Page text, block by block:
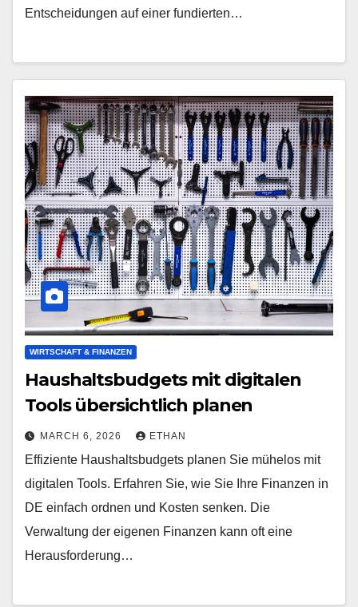
Entscheidungen auf einer fundierten…
WIRTSCHAFT & FINANZEN
Haushaltsbudgets mit digitalen
Tools übersichtlich planen
MARCH 6, 2026 ETHAN
Effiziente Haushaltsbudgets planen Sie mühelos mit
digitalen Tools. Erfahren Sie, wie Sie Ihre Finanzen in
DE einfach ordnen und Kosten senken. Die
Verwaltung der eigenen Finanzen kann oft eine
Herausforderung…